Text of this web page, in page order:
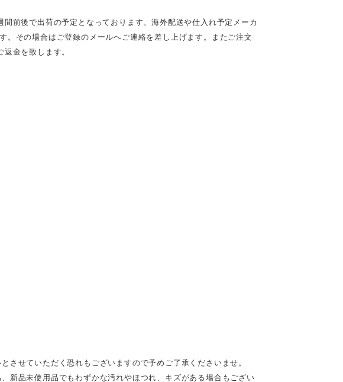
前後で出荷の予定となっております。海外配送や仕入れ予定メーカ
。その場合はご登録のメールへご連絡を差し上げます。またご注文
金を致します。
せていただく恐れもございますので予めご了承くださいませ。
新品未使用品でもわずかな汚れやほつれ、キズがある場合もござい